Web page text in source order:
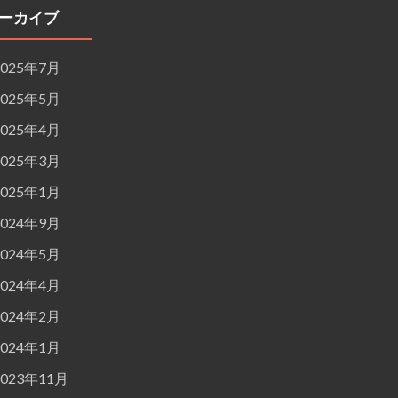
カイブ
年7月
年5月
年4月
年3月
年1月
年9月
年5月
年4月
年2月
年1月
年11月